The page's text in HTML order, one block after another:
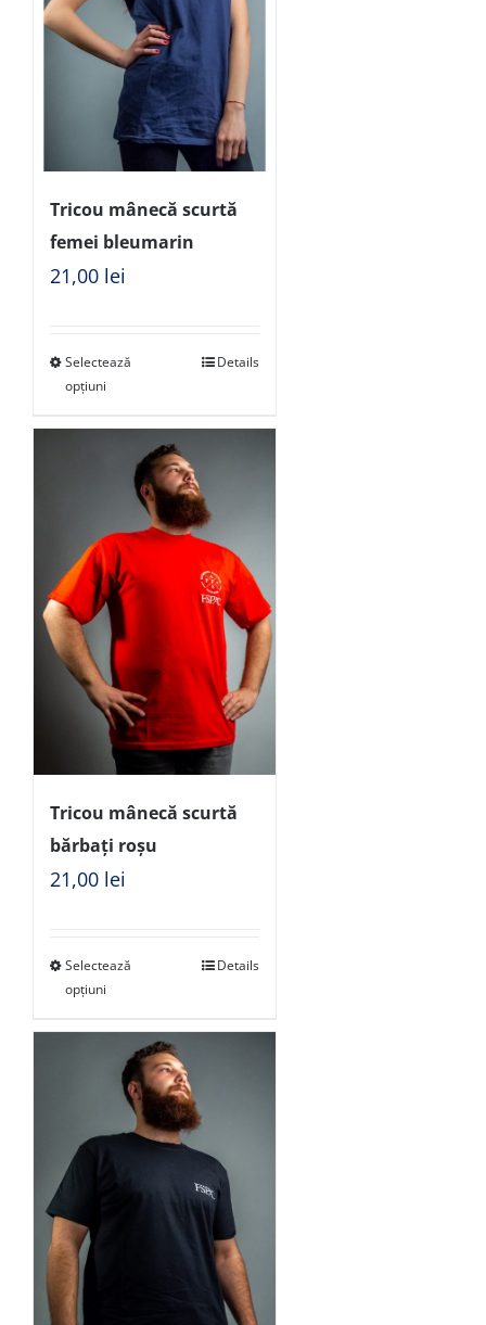
Tricou mânecă scurtă
femei bleumarin
21,00 lei
Selectează
opțiuni
Details
Tricou mânecă scurtă
bărbați roșu
21,00 lei
Selectează
opțiuni
Details